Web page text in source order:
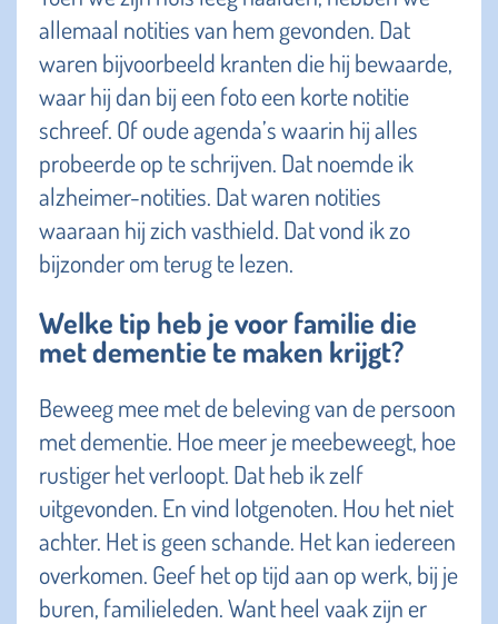
allemaal notities van hem gevonden. Dat
waren bijvoorbeeld kranten die hij bewaarde,
waar hij dan bij een foto een korte notitie
schreef. Of oude agenda’s waarin hij alles
probeerde op te schrijven. Dat noemde ik
alzheimer-notities. Dat waren notities
waaraan hij zich vasthield. Dat vond ik zo
bijzonder om terug te lezen.
Welke tip heb je voor familie die
met dementie te maken krijgt?
Beweeg mee met de beleving van de persoon
met dementie. Hoe meer je meebeweegt, hoe
rustiger het verloopt. Dat heb ik zelf
uitgevonden. En vind lotgenoten. Hou het niet
achter. Het is geen schande. Het kan iedereen
overkomen. Geef het op tijd aan op werk, bij je
buren, familieleden. Want heel vaak zijn er